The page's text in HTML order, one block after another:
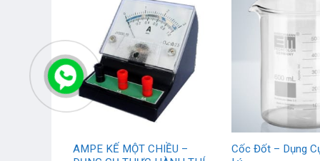
AMPE KẾ MỘT CHIỀU –
Cốc Đốt – Dụng